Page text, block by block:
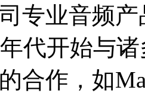
专业音频
代开始与
合作，如